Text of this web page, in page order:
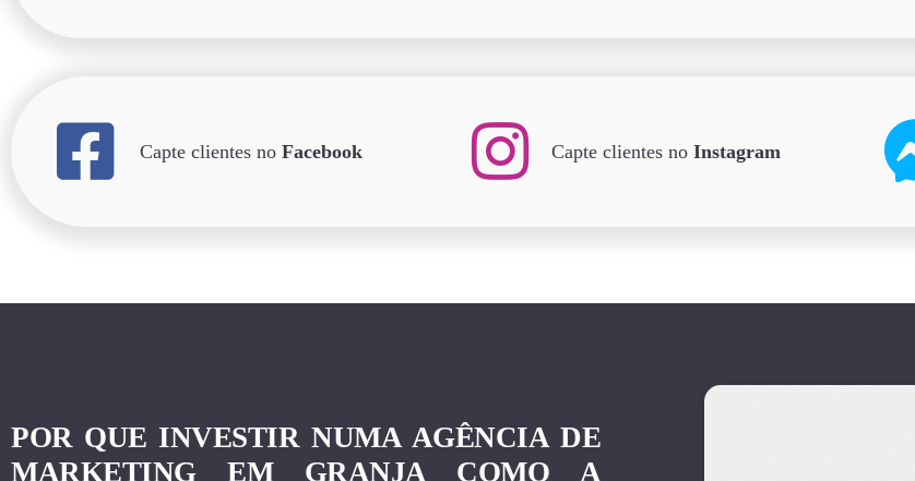
Capte clientes no Facebook Capte clientes no Instagram
POR QUE INVESTIR NUMA AGÊNCIA DE
MARKETING EM GRANJA COMO A